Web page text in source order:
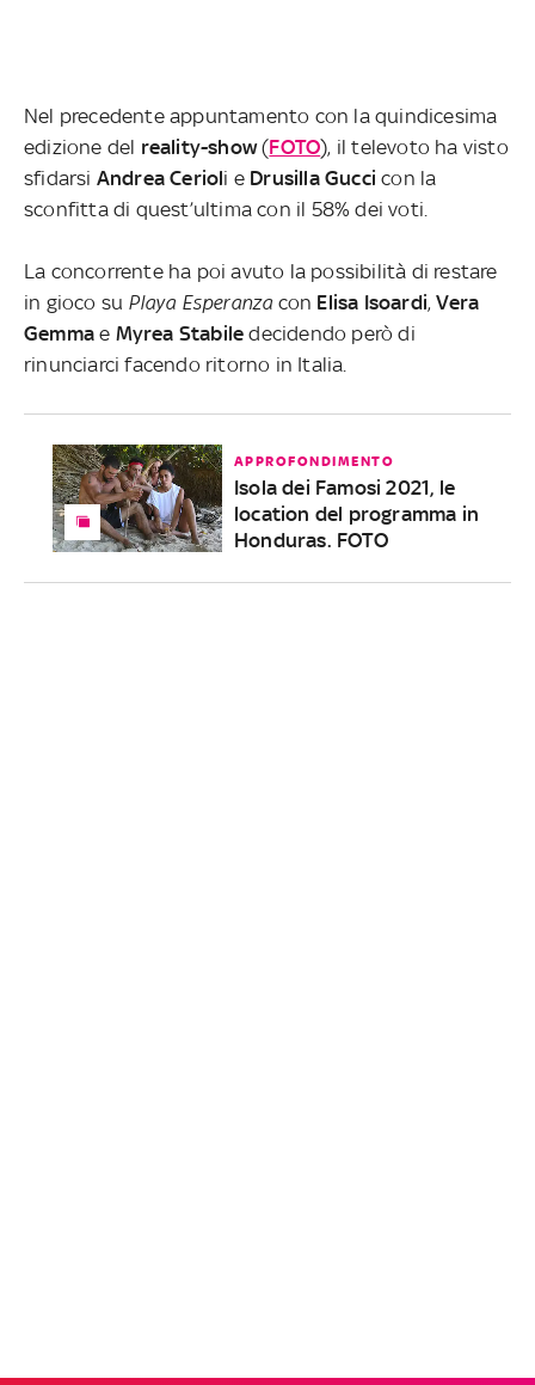
Nel precedente appuntamento con la quindicesima
edizione del reality-show(FOTO), il televoto ha visto
sfidarsi Andrea Cerioli e Drusilla Guccicon la
sconfitta di quest’ultima con il 58% dei voti.
La concorrente ha poi avuto la possibilità di restare
in gioco su Playa Esperanzacon Elisa Isoardi,Vera
Gemma e Myrea Stabile decidendo però di
rinunciarci facendo ritorno in Italia.
APPROFONDIMENTO
Isola dei Famosi 2021, le
location del programma in
Honduras. FOTO